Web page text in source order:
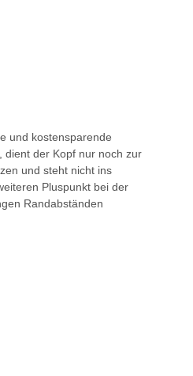
und kostensparende
dient der Kopf nur noch zur
und steht nicht ins
Pluspunkt bei der
Randabständen